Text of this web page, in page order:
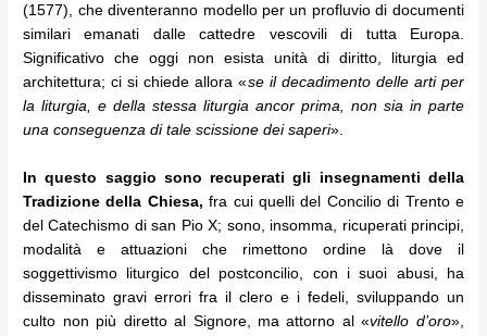
(1577), che diventeranno modello per un profluvio di documenti
similari emanati dalle cattedre vescovili di tutta Europa.
Significativo che oggi non esista unità di diritto, liturgia ed
architettura; ci si chiede allora «se il decadimento delle arti per
la liturgia, e della stessa liturgia ancor prima, non sia in parte
una conseguenza di tale scissione dei saperi».
In questo saggio sono recuperati gli insegnamenti della
Tradizione della Chiesa, fra cui quelli del Concilio di Trento e
del Catechismo di san Pio X; sono, insomma, ricuperati principi,
modalità e attuazioni che rimettono ordine là dove il
soggettivismo liturgico del postconcilio, con i suoi abusi, ha
disseminato gravi errori fra il clero e i fedeli, sviluppando un
culto non più diretto al Signore, ma attorno al «vitello d’oro»,